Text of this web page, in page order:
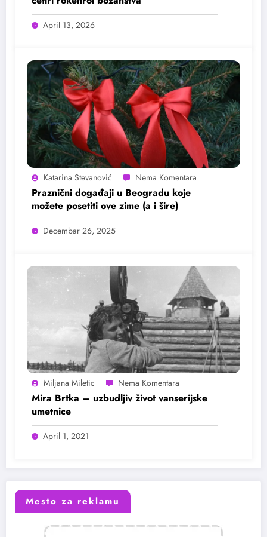
April 13, 2026
Katarina Stevanović
Praznični događaji u Beogradu koje
možete posetiti ove zime (a i šire)
Decembar 26, 2025
Miljana Miletic
Mira Brtka – uzbudljiv život vanserijske
umetnice
April 1, 2021
Mesto za reklamu